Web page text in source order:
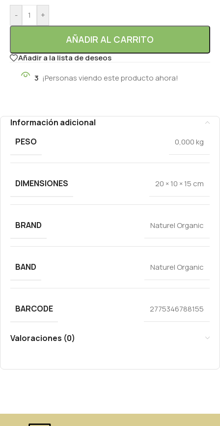
- +
AÑADIR AL CARRITO
Añadir a la lista de deseos
3 ¡Personas viendo este producto ahora!
Información adicional
PESO
0,000 kg
DIMENSIONES 20 × 10 × 15 cm
BRAND Naturel Organic
BAND Naturel Organic
BARCODE 2775346788155
Valoraciones (0)